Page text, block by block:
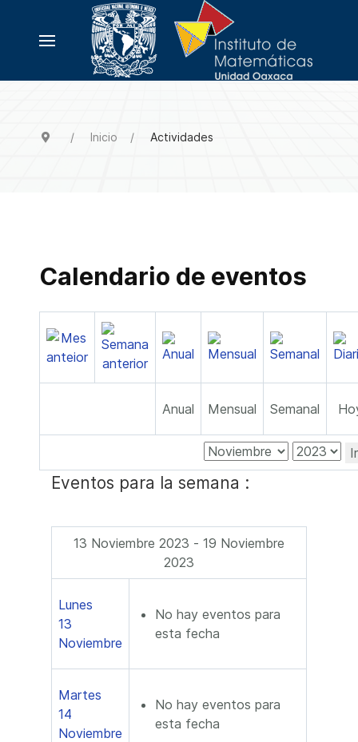
Inicio Actividades
Calendario de eventos
Anual Mensual Semanal
Eventos para la semana :
13 Noviembre 2023 - 19 Noviembre
2023
Lunes
13
Noviembre
No hay eventos para
esta fecha
Martes
14
Noviembre
No hay eventos para
esta fecha